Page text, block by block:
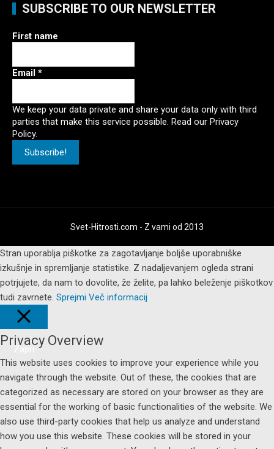
SUBSCRIBE TO OUR NEWSLETTER
First name
Email *
We keep your data private and share your data only with third
parties that make this service possible. Read our Privacy
Policy.
Svet-Hitrosti.com - Z vami od 2013
Stran uporablja piškotke za zagotavljanje boljše uporabniške
izkušnje in spremljanje statistike. Z nadaljevanjem ogleda strani
potrjujete, da nam to dovolite, že želite, pa lahko beleženje piškotkov
tudi zavrnete. Sprejmi Več informacij
Privacy Overview
This website uses cookies to improve your experience while you
navigate through the website. Out of these, the cookies that are
categorized as necessary are stored on your browser as they are
essential for the working of basic functionalities of the website. We
also use third-party cookies that help us analyze and understand
how you use this website. These cookies will be stored in your